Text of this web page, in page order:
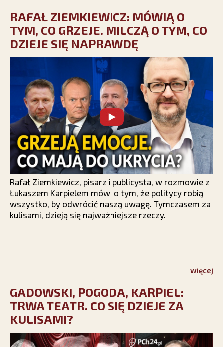
RAFAŁ ZIEMKIEWICZ: MÓWIĄ O
TYM, CO GRZEJE. MILCZĄ O TYM, CO
DZIEJE SIĘ NAPRAWDĘ
Rafał Ziemkiewicz, pisarz i publicysta, w rozmowie z
Łukaszem Karpielem mówi o tym, że politycy robią
wszystko, by odwrócić naszą uwagę. Tymczasem za
kulisami, dzieją się najważniejsze rzeczy.
więcej
GADOWSKI, POGODA, KARPIEL:
TRWA TEATR. CO SIĘ DZIEJE ZA
KULISAMI?